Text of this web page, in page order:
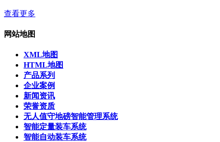
查看更多
网站地图
XML地图
HTML地图
产品系列
企业案例
新闻资讯
荣誉资质
无人值守地磅智能管理系统
智能定量装车系统
智能自动装车系统